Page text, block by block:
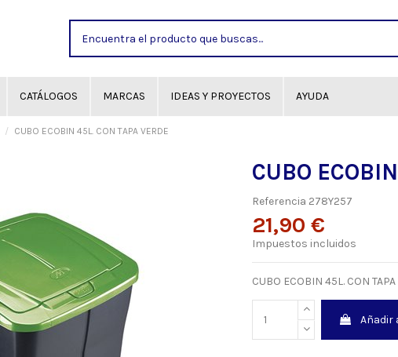
CATÁLOGOS MARCAS IDEAS Y PROYECTOS AYUDA
CUBO ECOBIN 45L. CON TAPA VERDE
CUBO
Referencia 278Y257
21,90 €
Impuestos incluidos
CUBO ECOBIN 45L. CON
Añadir